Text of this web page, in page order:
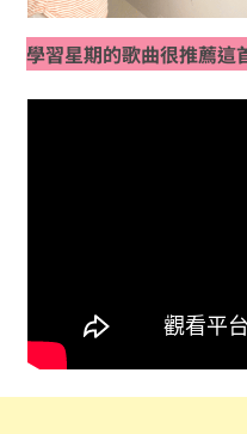
學習星期的歌曲很推薦這